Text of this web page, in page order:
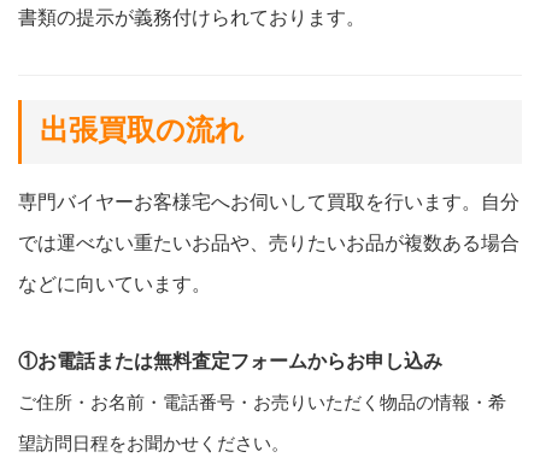
書類の提示が義務付けられております。
出張買取の流れ
専門バイヤーお客様宅へお伺いして買取を行います。自分
では運べない重たいお品や、売りたいお品が複数ある場合
などに向いています。
①お電話または無料査定フォームからお申し込み
ご住所・お名前・電話番号・お売りいただく物品の情報・希
望訪問日程をお聞かせください。